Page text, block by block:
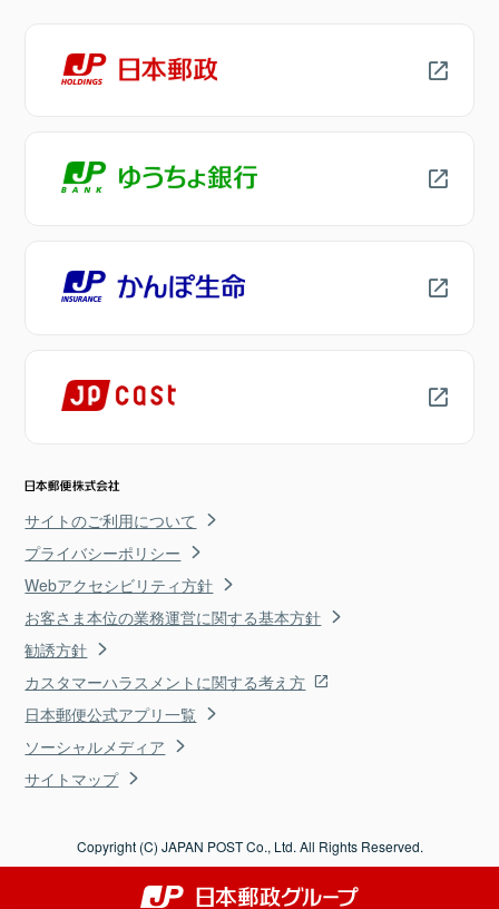
サイトのご利用について
プライバシーポリシー
Webアクセシビリティ方針
お客さま本位の業務運営に関する基本方針
勧誘方針
カスタマーハラスメントに関する考え方
日本郵便公式アプリ一覧
ソーシャルメディア
サイトマップ
Copyright (C) JAPAN POST Co., Ltd. All Rights Reserved.